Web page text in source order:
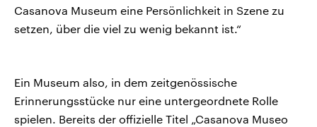
Casanova Museum eine Persönlichkeit in Szene zu
setzen, über die viel zu wenig bekannt ist.“
Ein Museum also, in dem zeitgenössische
Erinnerungsstücke nur eine untergeordnete Rolle
spielen. Bereits der offizielle Titel „Casanova Museo